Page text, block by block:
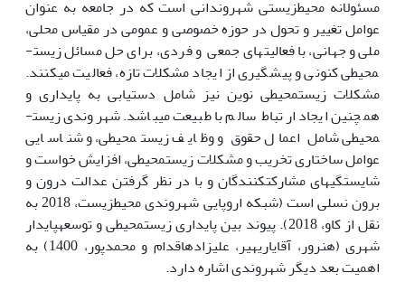
مسئولانه محیط­زیستی شهروندانی است که در جامعه به عنوان
عوامل تغییر و تحول در حوزه خصوصی و عمومی در مقیاس محلی،
ملی و جهانی، با فعالیت­های جمعی و فردی، برای حل مسائل زیست­
محیطی کنونی و پیش­گیری از ایجاد مشکلات تازه، فعالیت می­کنند.
مشکلات زیست­محیطی نوین نیز شامل دستیابی به پایداری و
همچنین ایجاد ارتباط سالم با طبیعت می­باشد. شهروندی زیست­
محیطی شامل اعمال حقوق و وظایف زیست­محیطی، و شناسایی
عوامل ساختاری تخریب و مشکلات زیست­محیطی، افزایش خواست و
شایستگی­های مشارکت­کنندگان و با در نظر گرفتن عدالت درون و
برون نسلی است (شبکه اروپایی شهروندی محیط­زیست، 2018 به
نقل از کاو، 2018). پیوند بین پایداری زیست­محیطی و توسعه­پایدار
شهری (هنرور، آقایاری­هیر، علیزاده­اقدام و محمدپور، 1400) به
اهمیت بعد دیگر شهروندی اشاره دارد.